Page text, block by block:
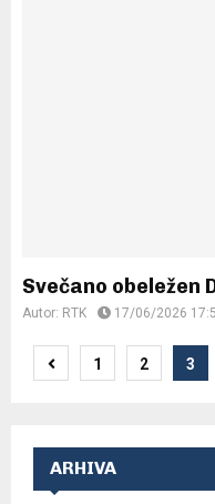
Svečano obeležen
Autor: RTK 17/06/2026
Posts
1 2 3
ARHIVA